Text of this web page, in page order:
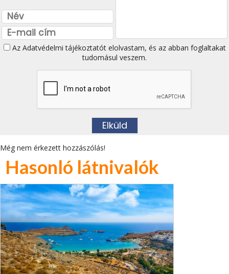
Az Adatvédelmi tájékoztatótelolvastam, és az abban foglaltakat
tudomásul veszem.
Még nem érkezett hozzászólás!
Hasonló látnivalók